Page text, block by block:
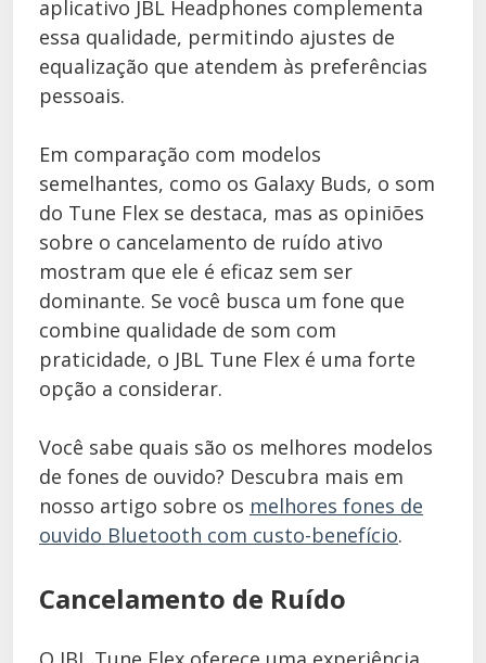
aplicativo JBL Headphones complementa
essa qualidade, permitindo ajustes de
equalização que atendem às preferências
pessoais.
Em comparação com modelos
semelhantes, como os Galaxy Buds, o som
do Tune Flex se destaca, mas as opiniões
sobre o cancelamento de ruído ativo
mostram que ele é eficaz sem ser
dominante. Se você busca um fone que
combine qualidade de som com
praticidade, o JBL Tune Flex é uma forte
opção a considerar.
Você sabe quais são os melhores modelos
de fones de ouvido? Descubra mais em
nosso artigo sobre os melhores fones de
ouvido Bluetooth com custo-benefício.
Cancelamento de Ruído